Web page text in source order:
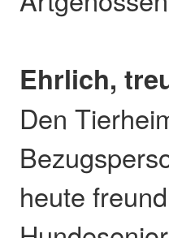
Ehrlich,
Den
heute